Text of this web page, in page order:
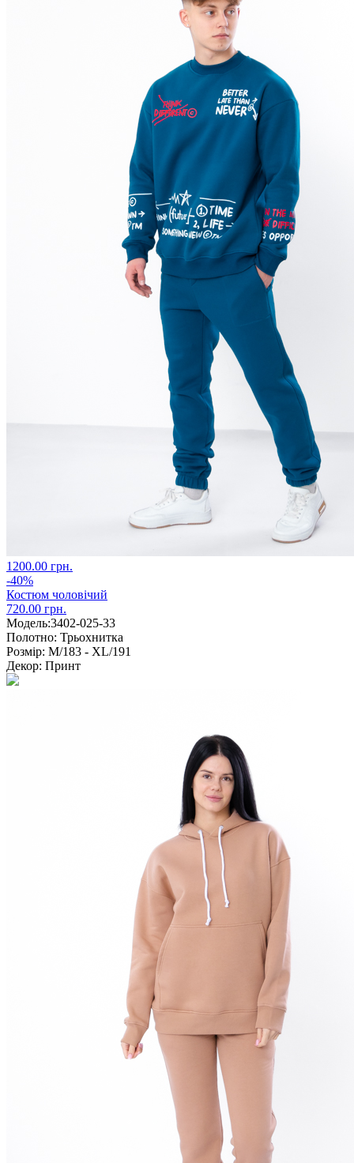
1200.00 грн.
-40%
Костюм чоловічий
720.00 грн.
Модель:3402-025-33
Полотно: Трьохнитка
Розмір: M/183 - XL/191
Декор: Принт